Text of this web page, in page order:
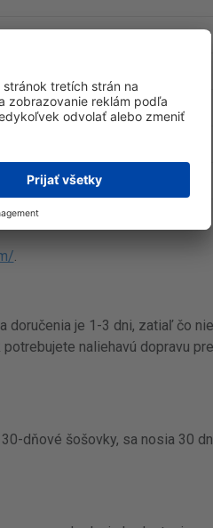
.
doručenia je 1-3 dni, zatiaľ čo
naliehavú dopravu
dňové šošovky, sa nosia 30